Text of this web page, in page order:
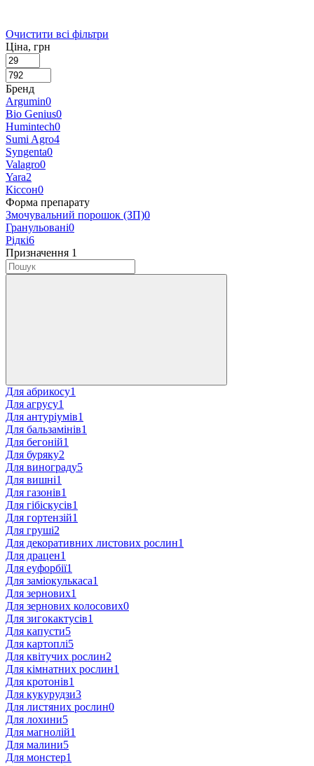
Очистити всі фільтри
Ціна, грн
Бренд
Argumin0
Bio Genius0
Humintech0
Sumi Agro4
Syngenta0
Valagro0
Yara2
Кіссон0
Форма препарату
Змочувальний порошок (ЗП)0
Гранульовані0
Рідкі6
Призначення 1
Для абрикосу1
Для агрусу1
Для антуріумів1
Для бальзамінів1
Для бегоній1
Для буряку2
Для винограду5
Для вишні1
Для газонів1
Для гібіскусів1
Для гортензій1
Для груші2
Для декоративних листових рослин1
Для драцен1
Для еуфорбії1
Для заміокулькаса1
Для зернових1
Для зернових колосових0
Для зигокактусів1
Для капусти5
Для картоплі5
Для квітучих рослин2
Для кімнатних рослин1
Для кротонів1
Для кукурудзи3
Для листяних рослин0
Для лохини5
Для магнолій1
Для малини5
Для монстер1